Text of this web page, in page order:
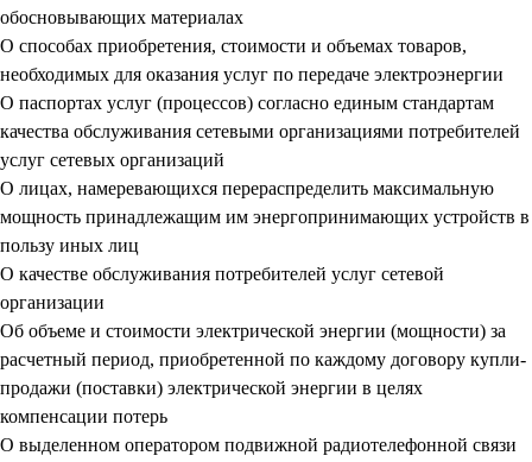
обосновывающих материалах
О способах приобретения, стоимости и объемах товаров,
необходимых для оказания услуг по передаче электроэнергии
О паспортах услуг (процессов) согласно единым стандартам
качества обслуживания сетевыми организациями потребителей
услуг сетевых организаций
О лицах, намеревающихся перераспределить максимальную
мощность принадлежащим им энергопринимающих устройств в
пользу иных лиц
О качестве обслуживания потребителей услуг сетевой
организации
Об объеме и стоимости электрической энергии (мощности) за
расчетный период, приобретенной по каждому договору купли-
продажи (поставки) электрической энергии в целях
компенсации потерь
О выделенном оператором подвижной радиотелефонной связи